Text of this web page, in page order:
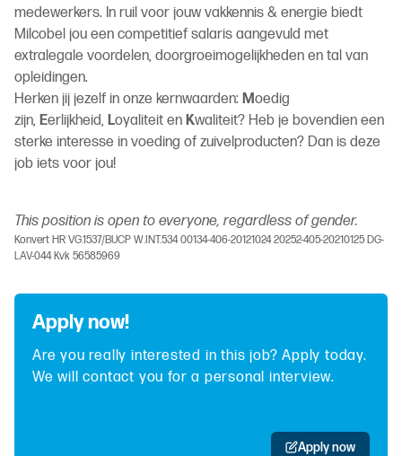
medewerkers. In ruil voor jouw vakkennis & energie biedt
Milcobel jou een competitief salaris aangevuld met
extralegale voordelen, doorgroeimogelijkheden en tal van
opleidingen.
Herken jij jezelf in onze kernwaarden: Moedig
zijn, Eerlijkheid, Loyaliteit en Kwaliteit? Heb je bovendien een
sterke interesse in voeding of zuivelproducten? Dan is deze
job iets voor jou!
This position is open to everyone, regardless of gender.
Konvert HR VG.1537/BUCP W.INT.534 00134-406-20121024 20252-405-20210125 DG-
LAV-044 Kvk 56585969
Apply now!
Are you really interested in this job? Apply today.
We will contact you for a personal interview.
Apply now